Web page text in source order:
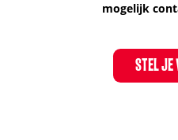
mogelijk
STEL JE